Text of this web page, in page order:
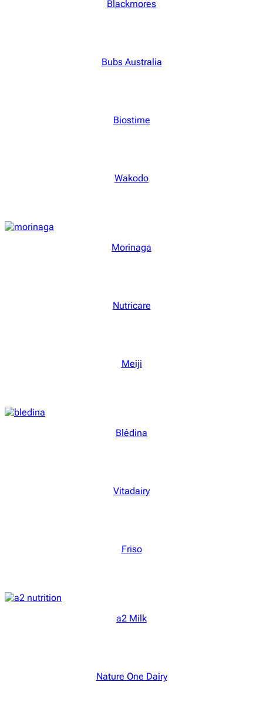
Blackmores
Bubs Australia
Biostime
Wakodo
Morinaga
Nutricare
Meiji
Blédina
Vitadairy
Friso
a2 Milk
Nature One Dairy